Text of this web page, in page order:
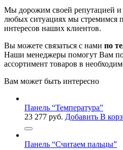
Мы дорожим своей репутацией
любых ситуациях мы стремимся
интересов наших клиентов.
Вы можете связаться с нами по
Наши менеджеры помогут Вам
ассортимент товаров в
Вам может быть интересно
Панель “Температура”
23 277 руб. Добавить В
Панель “Считаем пальцы”